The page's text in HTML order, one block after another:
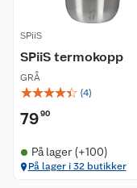
SPiiS
SPiiS termokopp
GRÅ
☆☆☆☆☆ (4)
7990
På lager (+100)
På lager i 32 butikker